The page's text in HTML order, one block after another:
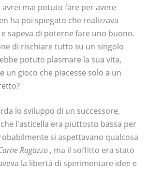
avrei mai potuto fare per avere
ha poi spiegato che realizzava
sapeva di poterne fare uno buono.
di rischiare tutto su un singolo
potuto plasmare la sua vita,
un gioco che piacesse solo a un
lo sviluppo di un successore,
l'asticella era piuttosto bassa per
si aspettavano qualcosa
Ragazzo , ma il soffitto era stato
la libertà di sperimentare idee e